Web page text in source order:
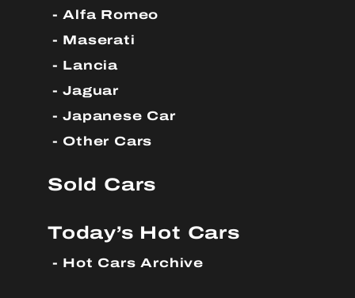
Alfa Romeo
Maserati
Lancia
Jaguar
Japanese Car
Other Cars
Sold Cars
Today’s Hot Cars
Hot Cars Archive